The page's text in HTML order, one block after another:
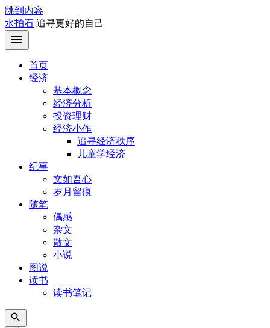
跳到内容
水拍石 追寻更好的自己
首页
经济
基本概念
经济分析
投资理财
经济小作
追寻经济秩序
儿童学经济
纪事
文如吾心
岁月留痕
随笔
偶感
杂文
散文
小说
图说
读书
读书笔记